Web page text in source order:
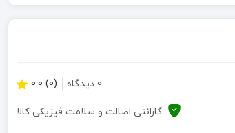
0 دیدگاه (0) 0.0
گارانتی اصالت و سلامت فیزیکی کالا